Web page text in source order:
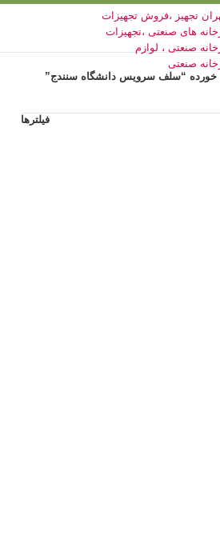
“سلف سرویس دانشگاه سنندج”
فیلترها